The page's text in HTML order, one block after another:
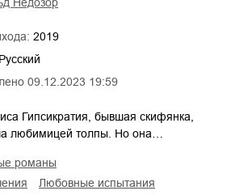
09.12.2023 19:59
2019
Русский
Гипсикратия, бывшая скифянка,
любимицей толпы. Но она…
романы
любовные испытания